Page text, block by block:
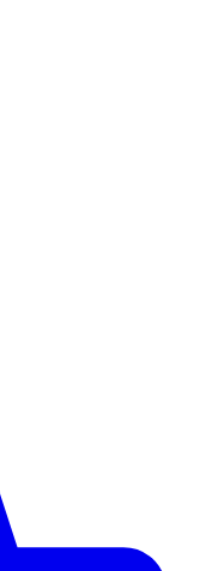
Experiencias